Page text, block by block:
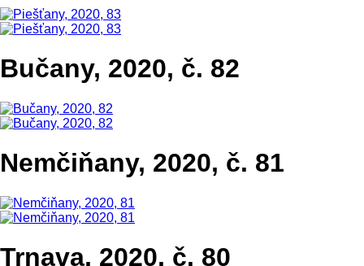
Bučany, 2020, č. 82
Nemčiňany, 2020, č. 81
Trnava, 2020, č. 80